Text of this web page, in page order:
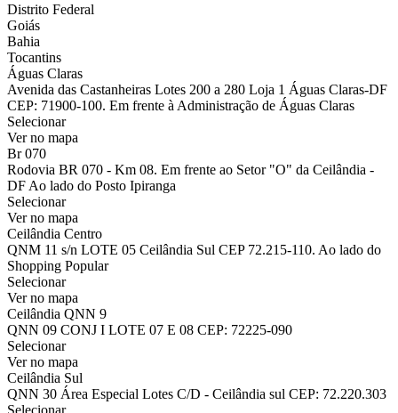
Distrito Federal
Goiás
Bahia
Tocantins
Águas Claras
Avenida das Castanheiras Lotes 200 a 280 Loja 1 Águas Claras-DF
CEP: 71900-100. Em frente à Administração de Águas Claras
Selecionar
Ver no mapa
Br 070
Rodovia BR 070 - Km 08. Em frente ao Setor "O" da Ceilândia -
DF Ao lado do Posto Ipiranga
Selecionar
Ver no mapa
Ceilândia Centro
QNM 11 s/n LOTE 05 Ceilândia Sul CEP 72.215-110. Ao lado do
Shopping Popular
Selecionar
Ver no mapa
Ceilândia QNN 9
QNN 09 CONJ I LOTE 07 E 08 CEP: 72225-090
Selecionar
Ver no mapa
Ceilândia Sul
QNN 30 Área Especial Lotes C/D - Ceilândia sul CEP: 72.220.303
Selecionar